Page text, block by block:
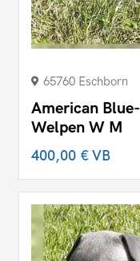
65760 Eschborn
American
Welpen W M
400,00 €VB